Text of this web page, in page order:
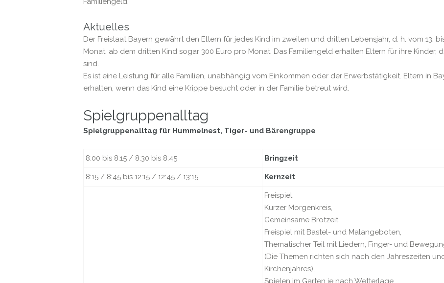
Aktuelles
Der Freistaat Bayern gewährt den Eltern für jedes Kind im zweiten und dritten Lebensjahr, d. h. vom 13.
Monat, ab dem dritten Kind sogar 300 Euro pro Monat. Das Familiengeld erhalten Eltern für ihre Kinder,
sind.
Es ist eine Leistung für alle Familien, unabhängig vom Einkommen oder der Erwerbstätigkeit. Eltern in
erhalten, wenn das Kind eine Krippe besucht oder in der Familie betreut wird.
Spielgruppenalltag
Spielgruppenalltag für Hummelnest, Tiger- und Bärengruppe
8:00 bis 8:15 / 8:30 bis 8:45 Bringzeit
8:15 / 8:45 bis 12:15 / 12:45 / 13:15 Kernzeit
Freispiel,
Kurzer Morgenkreis,
Gemeinsame Brotzeit,
Freispiel mit Bastel- und Malangeboten,
Thematischer Teil mit Liedern, Finger- und
(Die Themen richten sich nach den Jahreszeiten
Kirchenjahres),
Spielen im Garten je nach Wetterlage